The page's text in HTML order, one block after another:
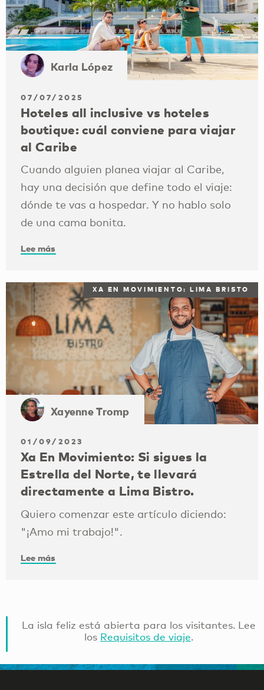
Karla López
07/07/2025
Hoteles all inclusive vs hoteles
boutique: cuál conviene para viajar
al Caribe
Cuando alguien planea viajar al Caribe,
hay una decisión que define todo el viaje:
dónde te vas a hospedar. Y no hablo solo
de una cama bonita.
Lee más
XA EN MOVIMIENTO: LIMA BRISTO
Xayenne Tromp
01/09/2023
Xa En Movimiento: Si sigues la
Estrella del Norte, te llevará
directamente a Lima Bistro.
Quiero comenzar este artículo diciendo:
"¡Amo mi trabajo!".
Lee más
La isla feliz está abierta para los visitantes. Lee
los Requisitos de viaje.